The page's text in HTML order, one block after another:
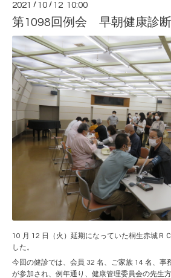
2021 / 10 / 12 10:00
第1098回例会 早朝健康診断
10 月 12 日（火）延期になっていた桐生赤城Ｒ
した。
今回の健診では、会員 32 名、ご家族 14 名、事
が参加され、例年通り、健康管理委員会の先生方